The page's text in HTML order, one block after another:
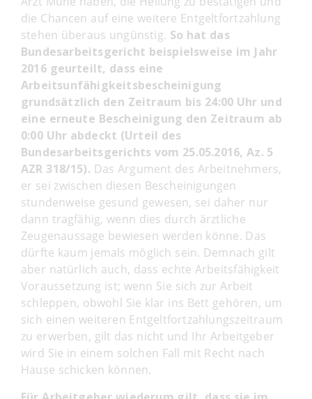
die Chancen auf eine weitere Entgeltfortzahlung
stehen überaus ungünstig. So hat das
Bundesarbeitsgericht beispielsweise im Jahr
2016 geurteilt, dass eine
Arbeitsunfähigkeitsbescheinigung
grundsätzlich den Zeitraum bis 24:00 Uhr und
eine erneute Bescheinigung den Zeitraum ab
0:00 Uhr abdeckt (Urteil des
Bundesarbeitsgerichts vom 25.05.2016, Az. 5
AZR 318/15). Das Argument des Arbeitnehmers,
er sei zwischen diesen Bescheinigungen
stundenweise gesund gewesen, sei daher nur
dann tragfähig, wenn dies durch ärztliche
Zeugenaussage bewiesen werden könne. Das
dürfte kaum jemals möglich sein. Demnach gilt
aber natürlich auch, dass echte Arbeitsfähigkeit
Voraussetzung ist; wenn Sie sich zur Arbeit
schleppen, obwohl Sie klar ins Bett gehören, um
sich einen weiteren Entgeltfortzahlungszeitraum
zu erwerben, gilt das nicht und Ihr Arbeitgeber
wird Sie in einem solchen Fall mit Recht nach
Hause schicken können.